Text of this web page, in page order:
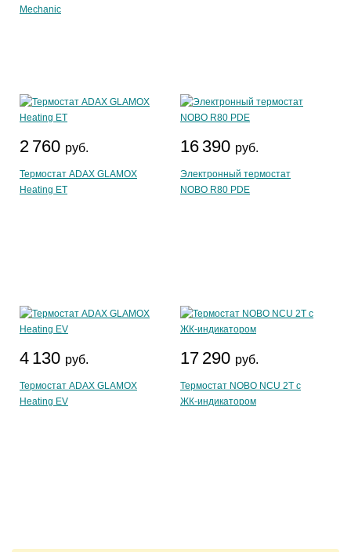
Mechanic
2 760 руб.
Термостат ADAX GLAMOX
Heating ET
16 390 руб.
Электронный термостат
NOBO R80 PDE
4 130 руб.
Термостат ADAX GLAMOX
Heating EV
17 290 руб.
Термостат NOBO NCU 2T с
ЖК-индикатором